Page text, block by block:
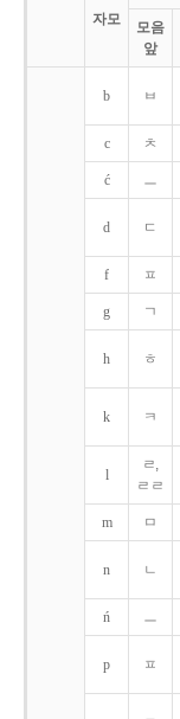
자모
모음
앞
b ㅂ
c ㅊ
ć ㅡ
d ㄷ
f ㅍ
g ㄱ
h ㅎ
k ㅋ
l
ㄹ,
ㄹㄹ
m ㅁ
n ㄴ
ń ㅡ
p ㅍ